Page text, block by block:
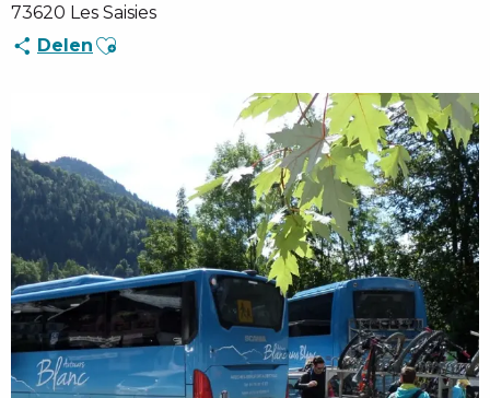
73620 Les Saisies
Delen Ajouter aux favoris